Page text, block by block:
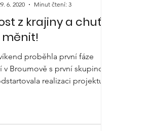
z krajiny a chuť
proběhla první fáze
v Broumově s první skupinou,
realizaci projektu
6. 2020
Minut čtení: 3